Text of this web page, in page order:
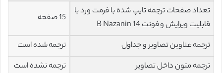
تعداد صفحات ترجمه تایپ شده با فرمت ورد با
قابلیت ویرایش و فونت 14 B Nazanin
15 صفحه
ترجمه عناوین تصاویر و جداول
ترجمه شده است
ترجمه متون داخل تصاویر
ترجمه نشده است